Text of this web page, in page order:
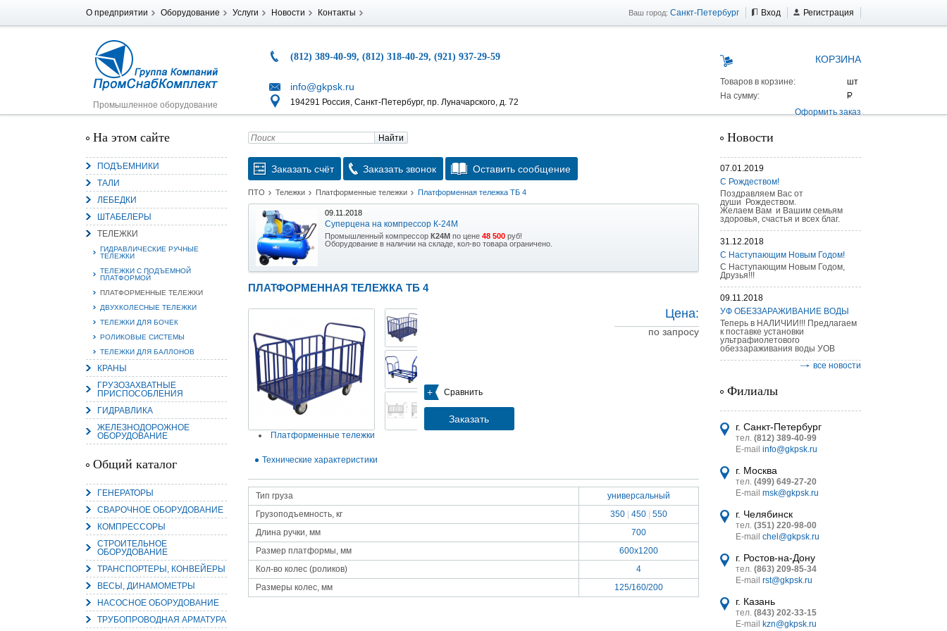
О предприятии Оборудование Услуги Новости Контакты Ваш город: Санкт-Петербург Вход Регистрация
Промышленное оборудование
(812) 389-40-99, (812) 318-40-29, (921) 937-29-59
info@gkpsk.ru
194291 Россия, Санкт-Петербург, пр. Луначарского, д. 72
КОРЗИНА
Товаров в корзине:
На сумму:
Оформить заказ
На этом сайте
ПОДЪЕМНИКИ
ТАЛИ
ЛЕБЕДКИ
ШТАБЕЛЕРЫ
ТЕЛЕЖКИ
ГИДРАВЛИЧЕСКИЕ РУЧНЫЕ
ТЕЛЕЖКИ
ТЕЛЕЖКИ С ПОДЪЕМНОЙ
ПЛАТФОРМОЙ
ПЛАТФОРМЕННЫЕ ТЕЛЕЖКИ
ДВУХКОЛЕСНЫЕ ТЕЛЕЖКИ
ТЕЛЕЖКИ ДЛЯ БОЧЕК
РОЛИКОВЫЕ СИСТЕМЫ
ТЕЛЕЖКИ ДЛЯ БАЛЛОНОВ
КРАНЫ
ГРУЗОЗАХВАТНЫЕ
ПРИСПОСОБЛЕНИЯ
ГИДРАВЛИКА
ЖЕЛЕЗНОДОРОЖНОЕ
ОБОРУДОВАНИЕ
Общий каталог
ГЕНЕРАТОРЫ
СВАРОЧНОЕ ОБОРУДОВАНИЕ
КОМПРЕССОРЫ
СТРОИТЕЛЬНОЕ
ОБОРУДОВАНИЕ
ТРАНСПОРТЕРЫ, КОНВЕЙЕРЫ
ВЕСЫ, ДИНАМОМЕТРЫ
НАСОСНОЕ ОБОРУДОВАНИЕ
ТРУБОПРОВОДНАЯ АРМАТУРА
Найти
Заказать счёт Заказать звонок Оставить сообщение
ПТО Тележки Платформенные тележки Платформенная тележка ТБ 4
09.11.2018
Суперцена на компрессор К-24М
Промышленный компрессор К24М по цене 48 500 руб!
Оборудование в наличии на складе, кол-во товара ограничено.
15.10.2018
Уникальная возможность приобрести (в наличии на складе) тележку гидравлическую AS 25 г/п
05.09.2018
Новое поступление на склад насосов
Насосы Calpeda в НАЛИЧИИ
https://www.1nasos.ru/vodosnabzhenie-otoplenie/calpeda-mxh-203e
15.01.2018
Ручные насосы НБУ без торговой наценки!
Поступление насосов НБУ 700-02 на склад в Спб. Купите сегодня по цене производителя!
Насос бочковой универсальный НБУ 700-02 предназначен для перекачивания пищевых растительных
масел из бочек и других емкостей и соответствует государственным санитарно-эпидемеологическим
правилам и нормам.
15.01.2018
Оборудование в наличии на складе!!! Цены фиксированы!
Акция на Пневмонагнетатель ТОПОЛЬ 300 ТРАНСМИКС и Растворосмеситель
СКАУТ MINI
Растворосмеситель СКАУТ MINI
Товар имеется в наличии на складе.
28.02.2017
Наклонный подъемник Minor Escalera по цене 2014 года
Оборудование в наличии на складе.
Стоимость 260 000 руб!
ПЛАТФОРМЕННАЯ ТЕЛЕЖКА ТБ 4
Сравнить
Заказать
Цена:
по запросу
Платформенные тележки
Технические характеристики
Тип груза
универсальный
Грузоподъемность, кг
350 450
550
Длина ручки, мм
700
Размер платформы, мм
600х1200
Кол-во колес (роликов)
4
Размеры колес, мм
125/160/200
Новости
07.01.2019
С Рождеством!
Поздравляем Вас от
души Рождеством.
Желаем Вам и Вашим семьям
здоровья, счастья и всех благ.
31.12.2018
С Наступающим Новым Годом!
С Наступающим Новым Годом,
Друзья!!!
09.11.2018
УФ ОБЕЗЗАРАЖИВАНИЕ ВОДЫ
Теперь в НАЛИЧИИ!!! Предлагаем
к поставке установки
ультрафиолетового
обеззараживания воды УОВ
все новости
Филиалы
г. Санкт-Петербург
тел. (812) 389-40-99
E-mail info@gkpsk.ru
г. Москва
тел. (499) 649-27-20
E-mail msk@gkpsk.ru
г. Челябинск
тел. (351) 220-98-00
E-mail chel@gkpsk.ru
г. Ростов-на-Дону
тел. (863) 209-85-34
E-mail rst@gkpsk.ru
г. Казань
тел. (843) 202-33-15
E-mail
kzn@gkpsk.ru